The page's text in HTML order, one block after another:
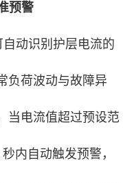
预警
动识别护层电流的
负荷波动与故障异
当电流值超过预设范
内自动触发预警，